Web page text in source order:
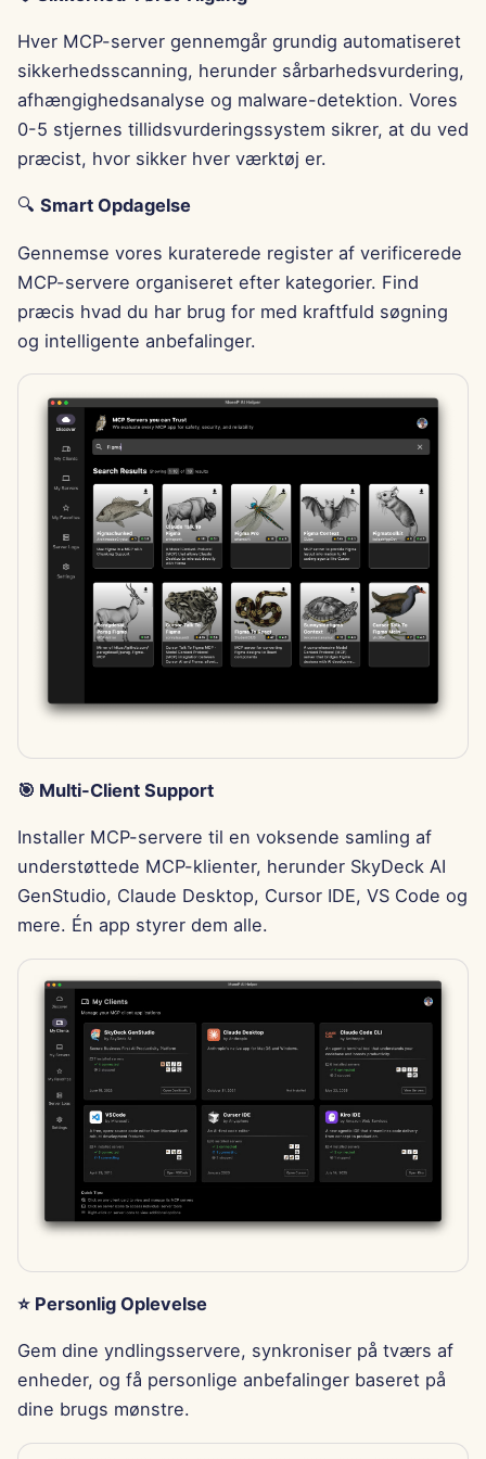
4. april 2025
28. marts 2025
21. marts 2025
7. marts 2025
28. februar 2025
21. februar 2025
14. februar 2025
7. februar 2025
31. januar 2025
24. januar 2025
17. januar 2025
10. januar 2025
3. januar 2025
20. december 2024
13. december 2024
6. december 2024
29. november 2024
22. november 2024
15. november 2024
8. november 2024
1. november 2024
18. oktober 2024
11. oktober 2024
4. oktober 2024
Hver MCP-server gennemgår grundig automatiseret
sikkerhedsscanning, herunder sårbarhedsvurdering,
afhængighedsanalyse og malware-detektion. Vores
0-5 stjernes tillidsvurderingssystem sikrer, at du ved
præcist, hvor sikker hver værktøj er.
🔍 Smart Opdagelse
Gennemse vores kuraterede register af verificerede
MCP-servere organiseret efter kategorier. Find
præcis hvad du har brug for med kraftfuld søgning
og intelligente anbefalinger.
🎯 Multi-Client Support
Installer MCP-servere til en voksende samling af
understøttede MCP-klienter, herunder SkyDeck AI
GenStudio, Claude Desktop, Cursor IDE, VS Code og
mere. Én app styrer dem alle.
⭐ Personlig Oplevelse
Gem dine yndlingsservere, synkroniser på tværs af
enheder, og få personlige anbefalinger baseret på
dine brugs mønstre.